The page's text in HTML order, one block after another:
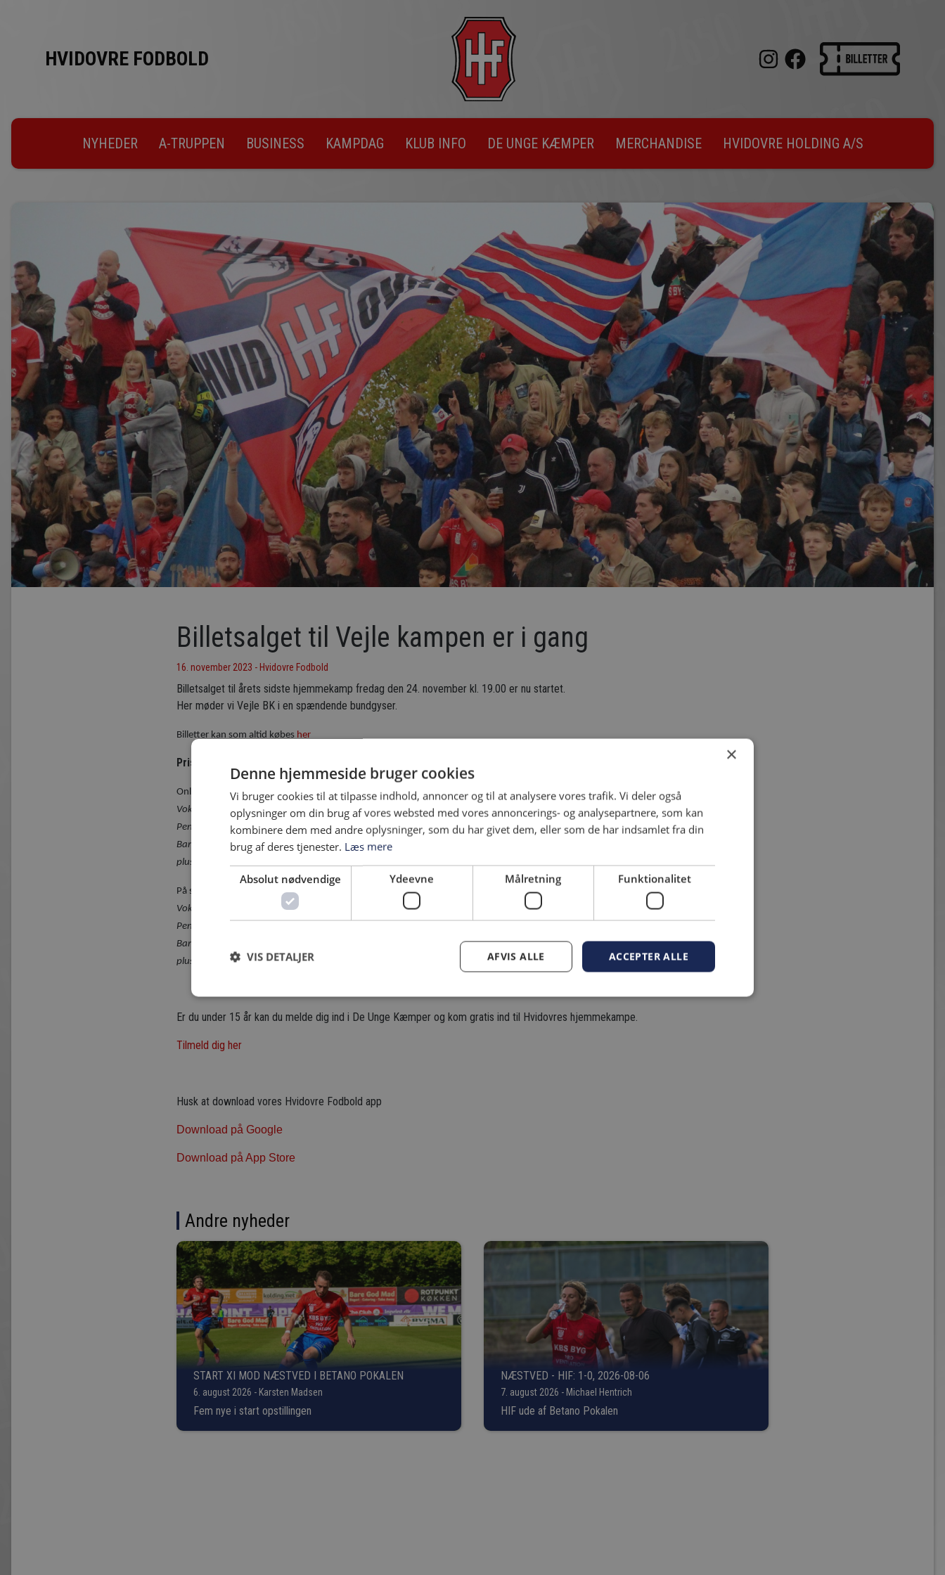
HVIDOVRE FODBOLD
NYHEDER A-TRUPPEN BUSINESS KAMPDAG KLUB INFO DE UNGE KÆMPER MERCHANDISE HVIDOVRE HOLDING A/S
Billetsalget til Vejle kampen er i gang
16. november 2023 - Hvidovre Fodbold
Billetsalget til årets sidste hjemmekamp fredag den 24. november kl. 19.00 er nu startet.
Her møder vi Vejle BK i en spændende bundgyser.
Billetter kan som altid købes her
Priser:
Online:
Voksen: kr. 125/100,-
Pensionist: kr. 90/60,-
Barn (4 til 15 år). 90/60,-
plus Gebyr (kr. 10,-)
På stadion:
Voksen: kr. 135/110,-
Pensionist: kr. 100/70,-
Barn (4 til 15 år). 100/70,-
plus Gebyr (kr. 10,-)
Er du under 15 år kan du melde dig ind i De Unge Kæmper og kom gratis ind til Hvidovres hjemmekampe.
Tilmeld dig her
Husk at download vores Hvidovre Fodbold app
Download på Google
Download på App Store
Andre nyheder
START XI MOD NÆSTVED I BETANO POKALEN
6. august 2026 - Karsten Madsen
Fem nye i start opstillingen
NÆSTVED - HIF: 1-0, 2026-08-06
7. august 2026 - Michael Hentrich
HIF ude af Betano Pokalen
×
Denne hjemmeside bruger cookies
Vi bruger cookies til at tilpasse indhold, annoncer og til at analysere vores trafik. Vi deler også
oplysninger om din brug af vores websted med vores annoncerings- og analysepartnere, som kan
kombinere dem med andre oplysninger, som du har givet dem, eller som de har indsamlet fra din
brug af deres tjenester. Læs mere
Absolut nødvendige Ydeevne Målretning Funktionalitet
ACCEPTER ALLE
AFVIS ALLE
VIS DETALJER